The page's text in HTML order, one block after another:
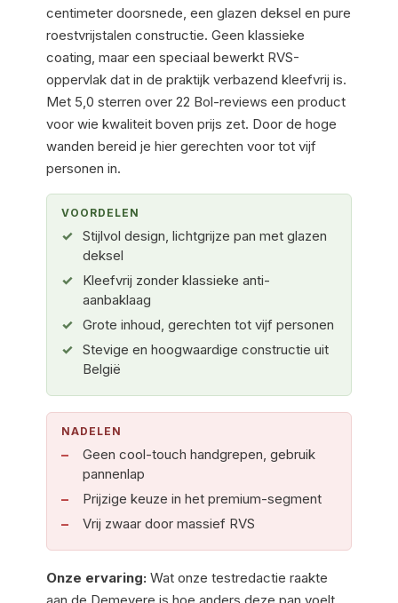
centimeter doorsnede, een glazen deksel en pure
roestvrijstalen constructie. Geen klassieke
coating, maar een speciaal bewerkt RVS-
oppervlak dat in de praktijk verbazend kleefvrij is.
Met 5,0 sterren over 22 Bol-reviews een product
voor wie kwaliteit boven prijs zet. Door de hoge
wanden bereid je hier gerechten voor tot vijf
personen in.
VOORDELEN
Stijlvol design, lichtgrijze pan met glazen
deksel
Kleefvrij zonder klassieke anti-
aanbaklaag
Grote inhoud, gerechten tot vijf personen
Stevige en hoogwaardige constructie uit
België
NADELEN
Geen cool-touch handgrepen, gebruik
pannenlap
Prijzige keuze in het premium-segment
Vrij zwaar door massief RVS
Onze ervaring: Wat onze testredactie raakte
aan de Demeyere is hoe anders deze pan voelt